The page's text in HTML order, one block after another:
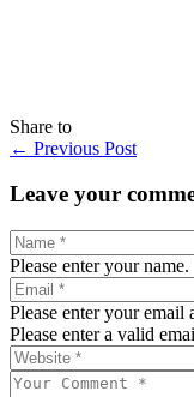
Share to
← Previous Post
Leave your
Please enter your name.
Please enter your email
Please enter a valid